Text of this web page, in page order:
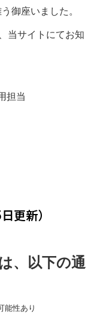
御座いました。
当サイトにてお知
担当
更新）
、以下の通
能性あり